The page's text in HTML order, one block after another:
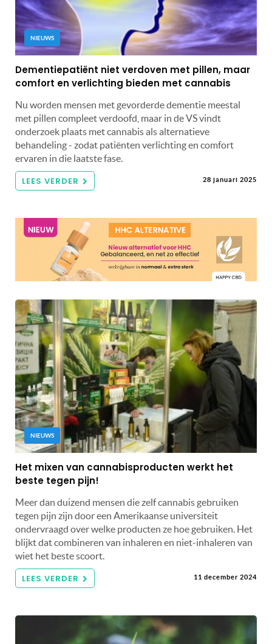
NIEUWS
Dementiepatiënt niet verdoven met pillen, maar
comfort en verlichting bieden met cannabis
Nu worden mensen met gevorderde dementie meestal
met pillen compleet verdoofd, maar in de VS vindt
onderzoek plaats met cannabis als alternatieve
behandeling - zodat patiënten verlichting en comfort
ervaren in die laatste fase.
LEES VERDER 28 januari 2025
NIEUWS
Het mixen van cannabisproducten werkt het
beste tegen pijn!
Meer dan duizend mensen die zelf cannabis gebruiken
tegen pijn zijn door een Amerikaanse universiteit
ondervraagd over welke producten ze hoe gebruiken. Het
blijkt dat combineren van inhaleren en niet-inhaleren van
wiet het beste scoort.
LEES VERDER 11 december 2024